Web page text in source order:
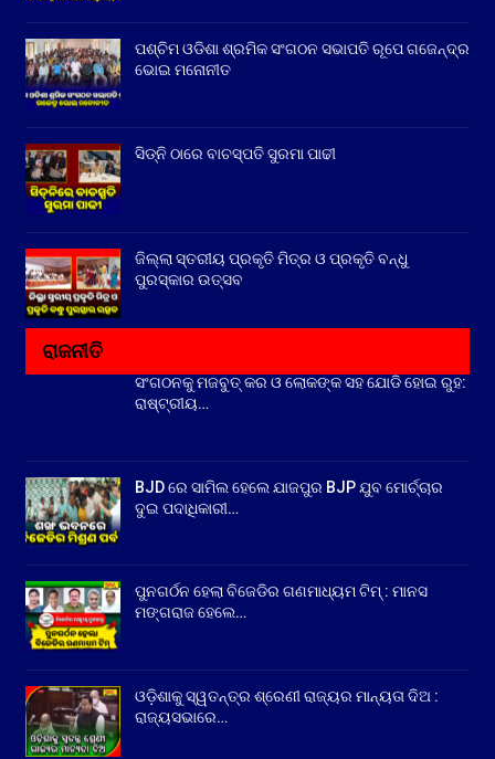
ପଶ୍ଚିମ ଓଡିଶା ଶ୍ରମିକ ସଂଗଠନ ସଭାପତି ରୂପେ ଗଜେନ୍ଦ୍ର
ଭୋଇ ମନୋନୀତ
ସିଡ୍‌ନି ଠାରେ ବାଚସ୍ପତି ସୁରମା ପାଢୀ
ଜିଲ୍ଲା ସ୍ତରୀୟ ପ୍ରକୃତି ମିତ୍ର ଓ ପ୍ରକୃତି ବନ୍ଧୁ
ପୁରସ୍କାର ଉତ୍ସବ
ରାଜନୀତି
ସଂଗଠନକୁ ମଜବୁତ୍ କର ଓ ଲୋକଙ୍କ ସହ ଯୋଡି ହୋଇ ରୁହ:
ରାଷ୍ଟ୍ରୀୟ…
BJD ରେ ସାମିଲ ହେଲେ ଯାଜପୁର BJP ଯୁବ ମୋର୍ଚ୍ଚାର
ଦୁଇ ପଦାଧିକାରୀ…
ପୁନଗର୍ଠନ ହେଲା ବିଜେଡିର ଗଣମାଧ୍ୟମ ଟିମ୍ : ମାନସ
ମଙ୍ଗରାଜ ହେଲେ…
ଓଡ଼ିଶାକୁ ସ୍ୱତନ୍ତ୍ର ଶ୍ରେଣୀ ରାଜ୍ୟର ମାନ୍ୟତା ଦିଅ :
ରାଜ୍ୟସଭାରେ…